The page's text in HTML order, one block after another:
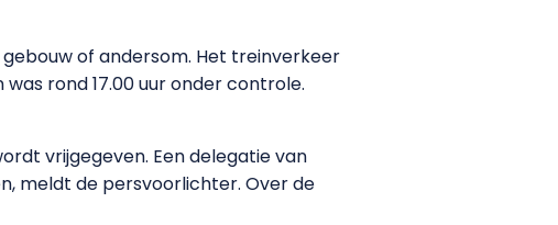
of andersom. Het treinverkeer
rond 17.00 uur onder controle.
vrijgegeven. Een delegatie van
meldt de persvoorlichter. Over de